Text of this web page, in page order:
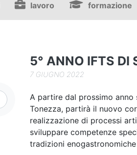
lavoro formazione
5° ANNO IFTS DI
7 GIUGNO 2022
A partire dal prossimo anno
Tonezza, partirà il nuovo
realizzazione di processi
sviluppare competenze
tradizioni